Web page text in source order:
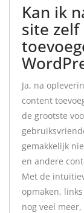
Kan ik
site
Ja, na
content
de grootste
gemakkelijk
en andere
Met de
opmaken,
nog veel